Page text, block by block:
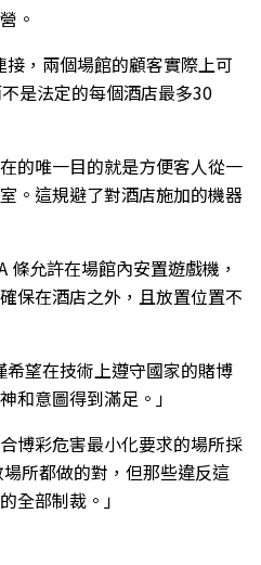
。
，兩個場館的顧客實際上可
是法定的每個酒店最多30
的唯一目的就是方便客人從一
。這規避了對酒店施加的機器
條允許在場館內安置遊戲機，
保在酒店之外，且放置位置不
望在技術上遵守國家的賭博
和意圖得到滿足。」
博彩危害最小化要求的場所採
所都做的對，但那些違反這
全部制裁。」